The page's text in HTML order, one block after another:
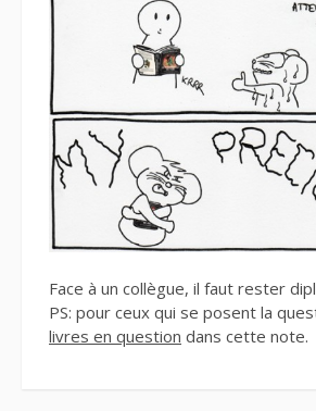
Face à un collègue, il faut rester
PS: pour ceux qui se posent la
livres en question dans cette note.